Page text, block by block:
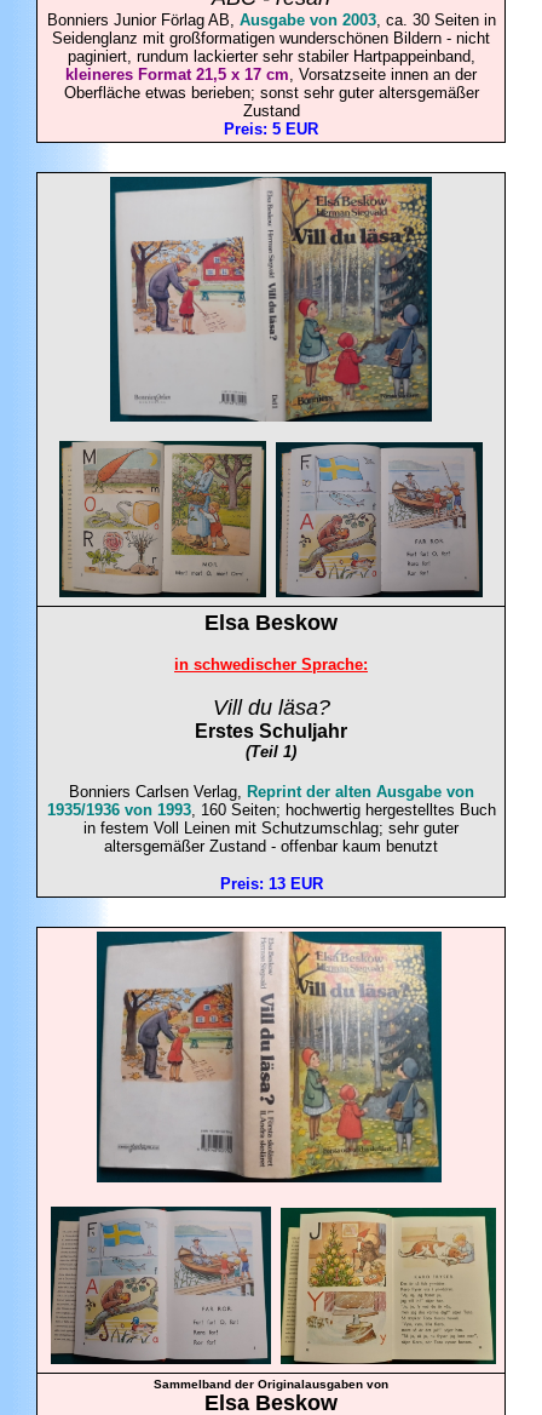
Bonniers Junior Förlag AB, Ausgabe von 2003, ca. 30 Seiten in
Seidenglanz mit großformatigen wunderschönen Bildern - nicht
paginiert, rundum lackierter sehr stabiler Hartpappeinband,
kleineres Format 21,5 x 17 cm, Vorsatzseite innen an der
Oberfläche etwas berieben; sonst sehr guter altersgemäßer
Zustand
Preis: 5 EUR
Elsa Beskow
in schwedischer Sprache:
Vill du läsa?
Erstes Schuljahr
(Teil 1)
Bonniers Carlsen Verlag, Reprint der alten Ausgabe von
1935/1936 von 1993, 160 Seiten; hochwertig hergestelltes Buch
in festem Voll Leinen mit Schutzumschlag; sehr guter
altersgemäßer Zustand - offenbar kaum benutzt
Preis: 13 EUR
Sammelband der Originalausgaben von
Elsa Beskow